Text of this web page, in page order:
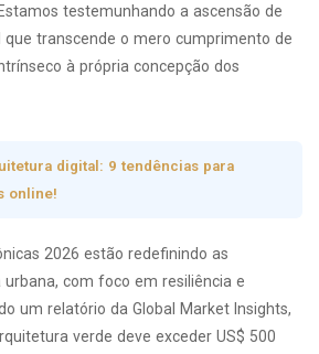
testemunhando a ascensão de
transcende o mero cumprimento de
à própria concepção dos
digital: 9 tendências para
online!
2026 estão redefinindo as
com foco em resiliência e
um relatório da Global Market Insights,
verde deve exceder US$ 500